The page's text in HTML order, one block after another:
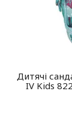
Дитячі
IV Kids